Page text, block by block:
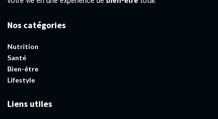
Nos catégories
Nutrition
Santé
Bien-être
Lifestyle
Liens utiles